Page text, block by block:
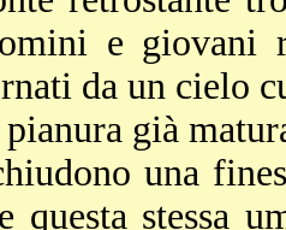
e giovani
da un cielo
già
una
questa stessa